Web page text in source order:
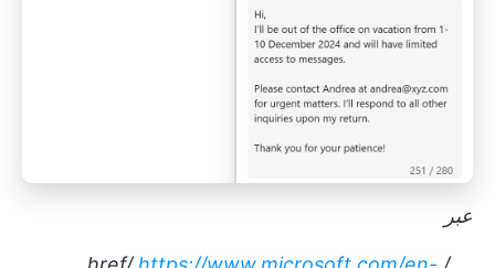
عبر